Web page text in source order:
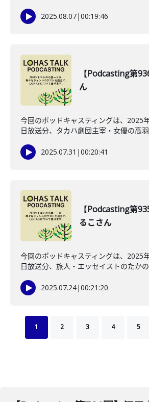
2025.08.07|00:19:46
【Podcasting第
ん
今回のポッドキャスティングは、2025
日放送分、タカハ劇団主宰・女優の高羽
2025.07.31 |00:20:41
【Podcasting第
るこさん
今回のポッドキャスティングは、2025
日放送分、旅人・エッセイストのたかの
2025.07.24|00:21:20
1 2 3 4 5